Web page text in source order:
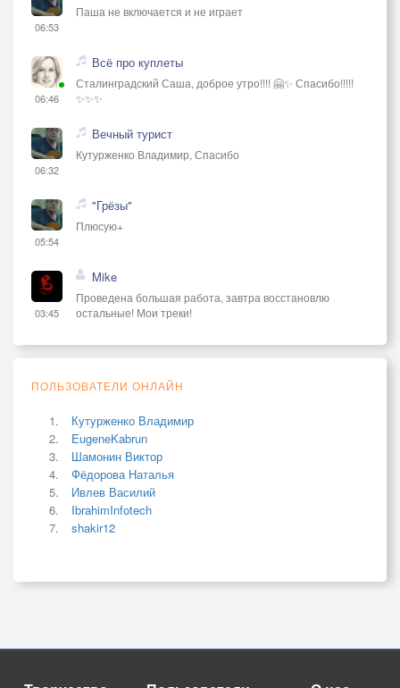
06:53
Паша не включается и не играет
06:46
Всё про куплеты
Сталинградский Саша, доброе утро!!!! 🤗✨ Спасибо!!!!!
✨✨✨
06:32
Вечный турист
Кутурженко Владимир, Спасибо
05:54
"Грёзы"
Плюсую+
03:45
Mike
Проведена большая работа, завтра восстановлю
остальные! Мои треки!
ПОЛЬЗОВАТЕЛИ ОНЛАЙН
Кутурженко Владимир
EugeneKabrun
Шамонин Виктор
Фёдорова Наталья
Ивлев Василий
IbrahimInfotech
shakir12